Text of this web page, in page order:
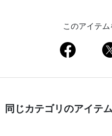
このアイテ
同じカテゴリのアイテ